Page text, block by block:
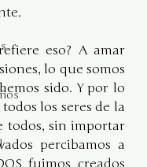
eso? A amar
lo que somos
sido. Y por lo
los seres de la
todos, sin importar
percibamos a
fuimos creados